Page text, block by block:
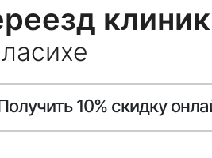
10% скидку